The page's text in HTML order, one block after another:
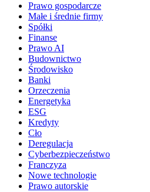
Prawo gospodarcze
Małe i średnie firmy
Spółki
Finanse
Prawo AI
Budownictwo
Środowisko
Banki
Orzeczenia
Energetyka
ESG
Kredyty
Cło
Deregulacja
Cyberbezpieczeństwo
Franczyza
Nowe technologie
Prawo autorskie